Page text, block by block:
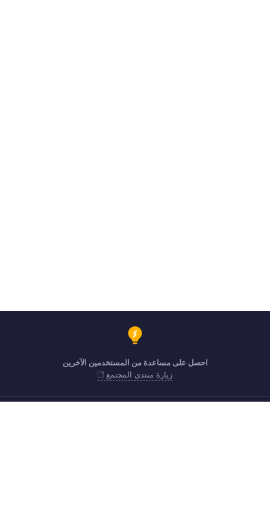
احصل على مساعدة من المستخدمين الآخرين
زيارة منتدى المجتمع